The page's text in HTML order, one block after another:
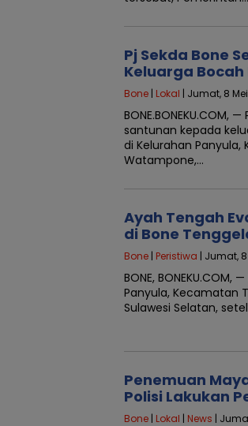
Pj Sekda Bone
Keluarga
Bone | Lokal | Jumat, 8 Mei
santunan kepada
di Kelurahan
Watampone,…
Ayah Tengah
di Bone
Bone | Peristiwa | Jumat, 8
BONE,
Panyula, Kecamatan
Sulawesi Selatan,
Penemuan
Polisi Lakukan
Bone | Lokal | News |